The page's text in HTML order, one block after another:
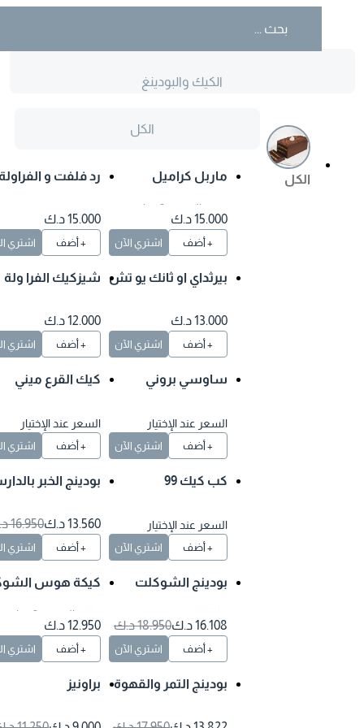
الكيك والبودينغ
الكل
الكل
ماربل كراميل
وقت التحضير 2 ساعة
15.000 د.ك
+ أضف اشتري الآن
رد فلفت و الفراولة
15.000 د.ك
+ أضف اشتري الآن
بيرثداي او ثانك يو تش
13.000 د.ك
+ أضف اشتري الآن
شيزكيك الفرا ولة
12.000 د.ك
+ أضف اشتري الآن
ساوسي بروني
السعر عند الإختيار
+ أضف اشتري الآن
كيك القرع ميني
السعر عند الإختيار
+ أضف اشتري الآن
كب كيك 99
السعر عند الإختيار
+ أضف اشتري الآن
بودينج الخبر بالدارسي
13.560 د.ك
16.950 د.ك
+ أضف اشتري الآن
بودينج الشوكلت
16.108 د.ك 18.950 د.ك
+ أضف اشتري الآن
كيكة هوس الشوكو
وقت التحضير 2 ساعة
12.950 د.ك
+ أضف اشتري الآن
بودينج التمر والقهوة
براونيز